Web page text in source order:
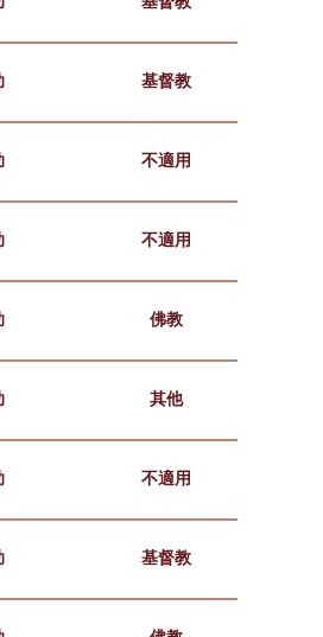
基督教
不適用
不適用
佛教
其他
不適用
基督教